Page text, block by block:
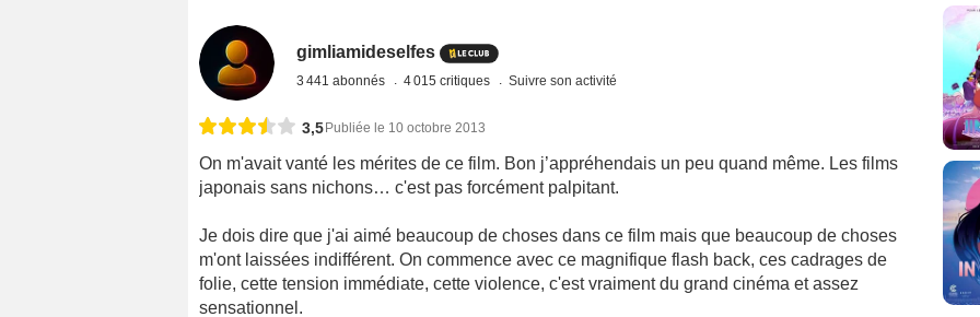
gimliamideselfes
3 441 abonnés 4 015 critiques Suivre son activité
3,5 Publiée le 10 octobre 2013
On m'avait vanté les mérites de ce film. Bon j’appréhendais un peu quand même. Les films
japonais sans nichons… c'est pas forcément palpitant.
Je dois dire que j'ai aimé beaucoup de choses dans ce film mais que beaucoup de choses
m'ont laissées indifférent. On commence avec ce magnifique flash back, ces cadrages de
folie, cette tension immédiate, cette violence, c'est vraiment du grand cinéma et assez
sensationnel.